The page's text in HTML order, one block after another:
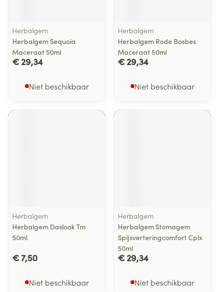
Herbalgem
Herbalgem Sequoia
Maceraat 50ml
€ 29,34
Niet beschikbaar
Herbalgem
Herbalgem Rode Bosbes
Maceraat 50ml
€ 29,34
Niet beschikbaar
Herbalgem
Herbalgem Daslook Tm
50ml
€ 7,50
Niet beschikbaar
Herbalgem
Herbalgem Stomagem
Spijsverteringcomfort Cplx
50ml
€ 29,34
Niet beschikbaar